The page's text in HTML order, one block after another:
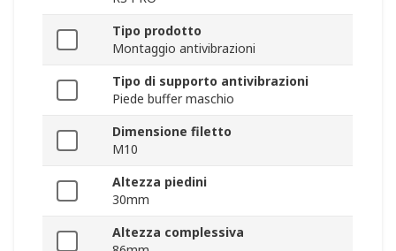
Tipo prodotto
Montaggio antivibrazioni
Tipo di supporto antivibrazioni
Piede buffer maschio
Dimensione filetto
M10
Altezza piedini
30mm
Altezza complessiva